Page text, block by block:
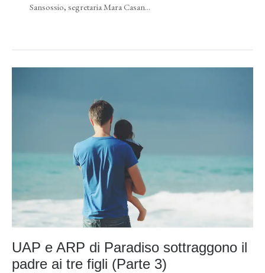
Sansossio, segretaria Mara Casan...
UAP e ARP di Paradiso sottraggono il
padre ai tre figli (Parte 3)